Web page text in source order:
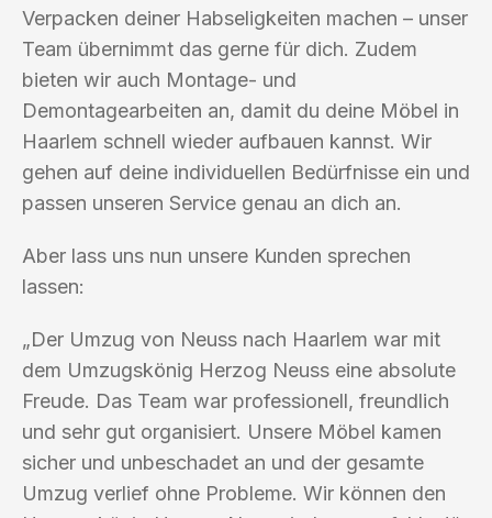
Verpacken deiner Habseligkeiten machen – unser
Team übernimmt das gerne für dich. Zudem
bieten wir auch Montage- und
Demontagearbeiten an, damit du deine Möbel in
Haarlem schnell wieder aufbauen kannst. Wir
gehen auf deine individuellen Bedürfnisse ein und
passen unseren Service genau an dich an.
Aber lass uns nun unsere Kunden sprechen
lassen:
„Der Umzug von Neuss nach Haarlem war mit
dem Umzugskönig Herzog Neuss eine absolute
Freude. Das Team war professionell, freundlich
und sehr gut organisiert. Unsere Möbel kamen
sicher und unbeschadet an und der gesamte
Umzug verlief ohne Probleme. Wir können den